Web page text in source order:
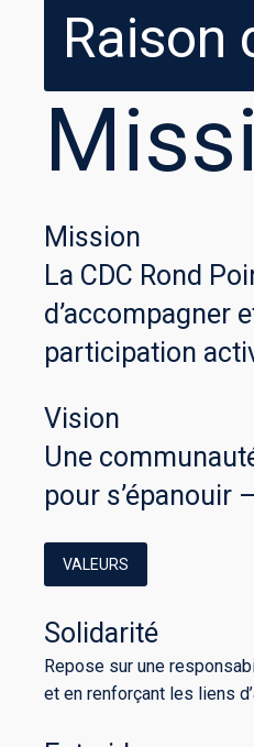
Raison
Mission
La CDC Rond
d’accompagner
participation
Vision
Une
pour s’épanouir
VALEURS
Solidarité
Repose sur une
et en renforçant les liens